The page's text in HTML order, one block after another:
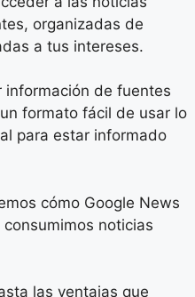
organizadas de
a tus intereses.
información de fuentes
formato fácil de usar lo
para estar informado
cómo Google News
noticias
las ventajas que